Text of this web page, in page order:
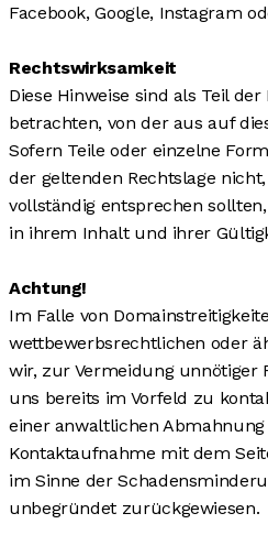
Facebook, Google, Instagram
Rechtswirksamkeit
Diese Hinweise sind als Teil
betrachten, von der aus auf
Sofern Teile oder einzelne
der geltenden Rechtslage
vollständig entsprechen
in ihrem Inhalt und ihrer
Achtung!
Im Falle von
wettbewerbsrechtlichen oder
wir, zur Vermeidung unnötiger
uns bereits im Vorfeld zu
einer anwaltlichen
Kontaktaufnahme mit dem
im Sinne der
unbegründet zurückgewiesen.